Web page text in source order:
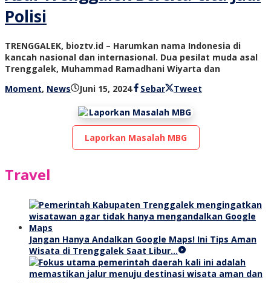
Polisi
TRENGGALEK, bioztv.id – Harumkan nama Indonesia di
kancah nasional dan internasional. Dua pesilat muda asal
Trenggalek, Muhammad Ramadhani Wiyarta dan
Moment, News Juni 15, 2024oleh
tv
Sebar Tweet
Laporkan Masalah MBG
Travel
Jangan Hanya Andalkan Google Maps! Ini Tips Aman
Wisata di Trenggalek Saat Libur…